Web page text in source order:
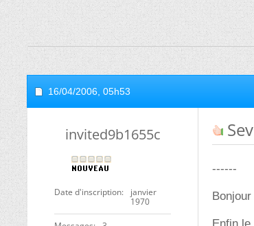
16/04/2006, 05h53
invited9b1655c
Date d'inscription
janvier
1970
------